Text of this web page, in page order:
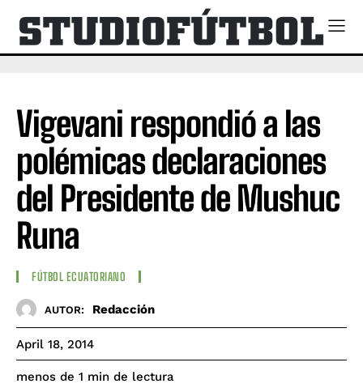
Vigevani respondió a las
polémicas declaraciones
del Presidente de Mushuc
Runa
FÚTBOL ECUATORIANO
AUTOR: Redacción
April 18, 2014
menos de 1 min de lectura